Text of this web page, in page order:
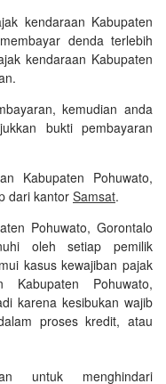
kendaraan Kabupaten
denda terlebih
kendaraan Kabupaten
kemudian anda
bukti pembayaran
Kabupaten Pohuwato,
dari kantor Samsat.
Pohuwato, Gorontalo
oleh setiap pemilik
kasus kewajiban pajak
Kabupaten Pohuwato,
karena kesibukan wajib
proses kredit, atau
untuk menghindari